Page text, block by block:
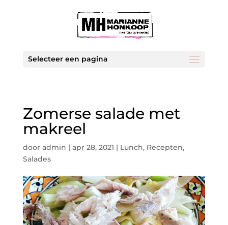
Selecteer een pagina
Zomerse salade met
makreel
door admin | apr 28, 2021 | Lunch, Recepten,
Salades